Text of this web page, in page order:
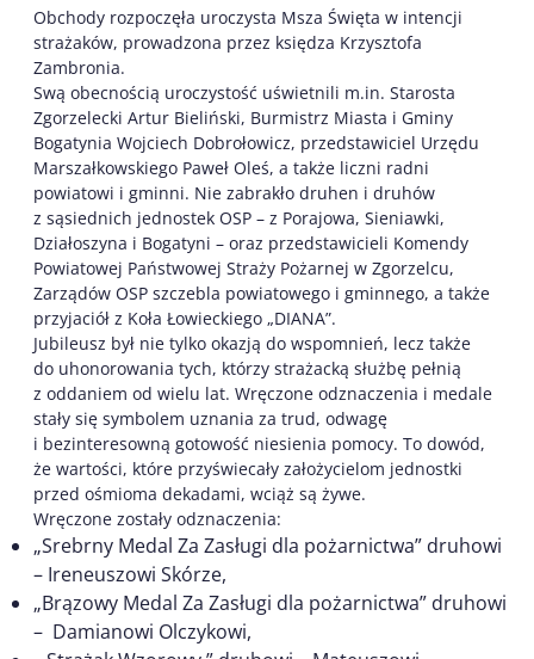
Obchody rozpoczęła uroczysta Msza Święta w intencji
strażaków, prowadzona przez księdza Krzysztofa
Zambronia.
Swą obecnością uroczystość uświetnili m.in. Starosta
Zgorzelecki Artur Bieliński, Burmistrz Miasta i Gminy
Bogatynia Wojciech Dobrołowicz, przedstawiciel Urzędu
Marszałkowskiego Paweł Oleś, a także liczni radni
powiatowi i gminni. Nie zabrakło druhen i druhów
z sąsiednich jednostek OSP – z Porajowa, Sieniawki,
Działoszyna i Bogatyni – oraz przedstawicieli Komendy
Powiatowej Państwowej Straży Pożarnej w Zgorzelcu,
Zarządów OSP szczebla powiatowego i gminnego, a także
przyjaciół z Koła Łowieckiego „DIANA”.
Jubileusz był nie tylko okazją do wspomnień, lecz także
do uhonorowania tych, którzy strażacką służbę pełnią
z oddaniem od wielu lat. Wręczone odznaczenia i medale
stały się symbolem uznania za trud, odwagę
i bezinteresowną gotowość niesienia pomocy. To dowód,
że wartości, które przyświecały założycielom jednostki
przed ośmioma dekadami, wciąż są żywe.
Wręczone zostały odznaczenia:
„Srebrny Medal Za Zasługi dla pożarnictwa” druhowi
– Ireneuszowi Skórze,
„Brązowy Medal Za Zasługi dla pożarnictwa” druhowi
– Damianowi Olczykowi,